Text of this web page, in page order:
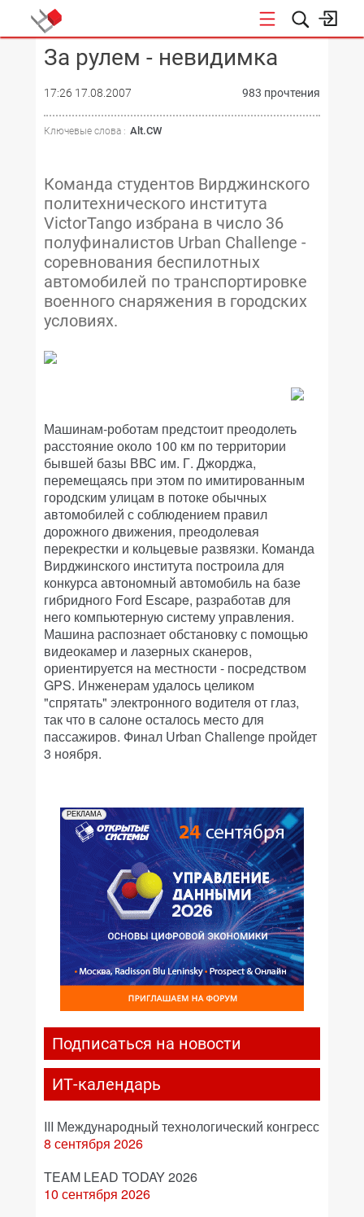
КОНФЕРЕНЦИИ
За рулем - невидимка
17:26 17.08.2007 983 прочтения
Ключевые слова : Alt.CW
Команда студентов Вирджинского
политехнического института
VictorTango избрана в число 36
полуфиналистов Urban Challenge -
соревнования беспилотных
автомобилей по транспортировке
военного снаряжения в городских
условиях.
Машинам-роботам предстоит преодолеть
расстояние около 100 км по территории
бывшей базы ВВС им. Г. Джорджа,
перемещаясь при этом по имитированным
городским улицам в потоке обычных
автомобилей с соблюдением правил
дорожного движения, преодолевая
перекрестки и кольцевые развязки. Команда
Вирджинского института построила для
конкурса автономный автомобиль на базе
гибридного Ford Escape, разработав для
него компьютерную систему управления.
Машина распознает обстановку с помощью
видеокамер и лазерных сканеров,
ориентируется на местности - посредством
GPS. Инженерам удалось целиком
"спрятать" электронного водителя от глаз,
так что в салоне осталось место для
пассажиров. Финал Urban Challenge пройдет
3 ноября.
РЕКЛАМА
Подписаться на новости
ИТ-календарь
III Международный технологический конгресс
8 сентября 2026
TEAM LEAD TODAY 2026
10 сентября 2026